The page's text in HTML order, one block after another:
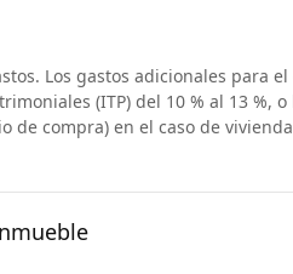
Los gastos adicionales para
(ITP) del 10 % al 13 %,
de compra) en el caso de